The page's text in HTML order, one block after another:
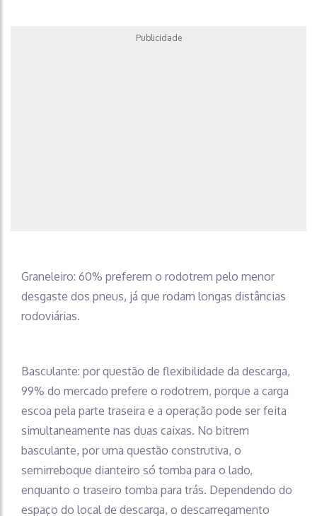
Publicidade
Graneleiro: 60% preferem o rodotrem pelo menor
desgaste dos pneus, já que rodam longas distâncias
rodoviárias.
Basculante: por questão de flexibilidade da descarga,
99% do mercado prefere o rodotrem, porque a carga
escoa pela parte traseira e a operação pode ser feita
simultaneamente nas duas caixas. No bitrem
basculante, por uma questão construtiva, o
semirreboque dianteiro só tomba para o lado,
enquanto o traseiro tomba para trás. Dependendo do
espaço do local de descarga, o descarregamento